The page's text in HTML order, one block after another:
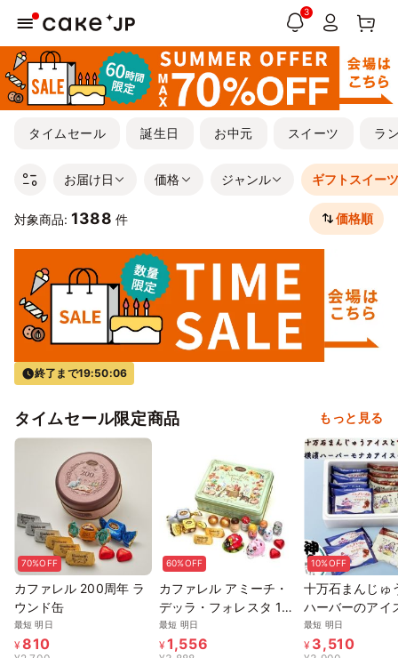
3
タイムセール 誕生日 お中元 スイーツ ラ
お届け日 価格 ジャンル ギフトスイー
対象商品: 1388 件 価格順
終了まで19:50:05
タイムセール限定商品 もっと見る
70%OFF
カファレル 200周年 ラ
ウンド缶
最短 明日
¥810
60%OFF
カファレル アミーチ・
デッラ・フォレスタ 16
粒
最短 明日
¥1,556
10%OFF
十万石まんじゅ
ハーバーのアイ
ム詰め合わせ
アイスセット
最短 明日
¥ 3,510